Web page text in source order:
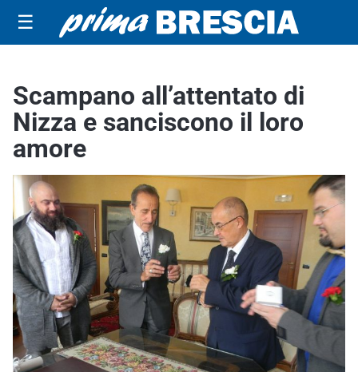
☰
Scampano all’attentato di
Nizza e sanciscono il loro
amore